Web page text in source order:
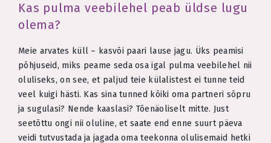
Kas pulma veebilehel peab üldse lugu
olema?
Meie arvates küll – kasvõi paari lause jagu. Üks peamisi
põhjuseid, miks peame seda osa igal pulma veebilehel nii
oluliseks, on see, et paljud teie külalistest ei tunne teid
veel kuigi hästi. Kas sina tunned kõiki oma partneri sõpru
ja sugulasi? Nende kaaslasi? Tõenäoliselt mitte. Just
seetõttu ongi nii oluline, et saate end enne suurt päeva
veidi tutvustada ja jagada oma teekonna olulisemaid hetki